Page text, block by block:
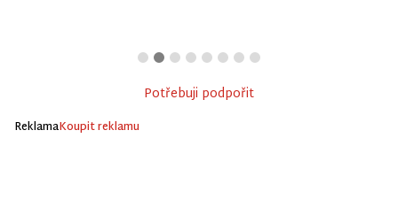
Potřebuji podpořit
ReklamaKoupit reklamu